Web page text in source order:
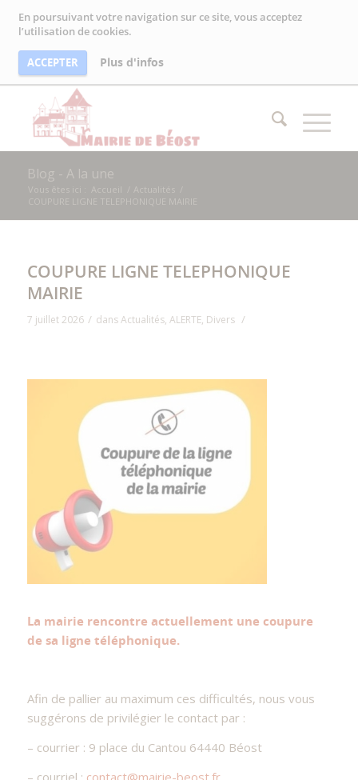
En poursuivant votre navigation sur ce site, vous acceptez
l’utilisation de cookies.
ACCEPTER Plus d'infos
Blog - A la une
Vous êtes ici : Accueil Actualités
COUPURE LIGNE TELEPHONIQUE MAIRIE
COUPURE LIGNE TELEPHONIQUE
MAIRIE
7 juillet 2026 / dansActualités, ALERTE, Divers /
La mairie rencontre actuellement une coupure
de sa ligne téléphonique.
Afin de pallier au maximum ces difficultés, nous vous
suggérons de privilégier le contact par :
– courrier : 9 place du Cantou 64440 Béost
– courriel : contact@mairie-beost.fr